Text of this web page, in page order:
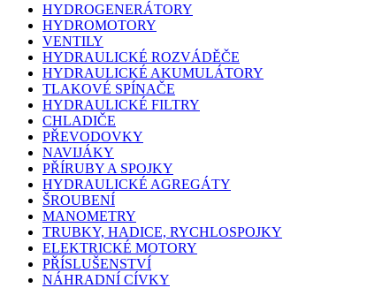
HYDROGENERÁTORY
HYDROMOTORY
VENTILY
HYDRAULICKÉ ROZVÁDĚČE
HYDRAULICKÉ AKUMULÁTORY
TLAKOVÉ SPÍNAČE
HYDRAULICKÉ FILTRY
CHLADIČE
PŘEVODOVKY
NAVIJÁKY
PŘÍRUBY A SPOJKY
HYDRAULICKÉ AGREGÁTY
ŠROUBENÍ
MANOMETRY
TRUBKY, HADICE, RYCHLOSPOJKY
ELEKTRICKÉ MOTORY
PŘÍSLUŠENSTVÍ
NÁHRADNÍ CÍVKY